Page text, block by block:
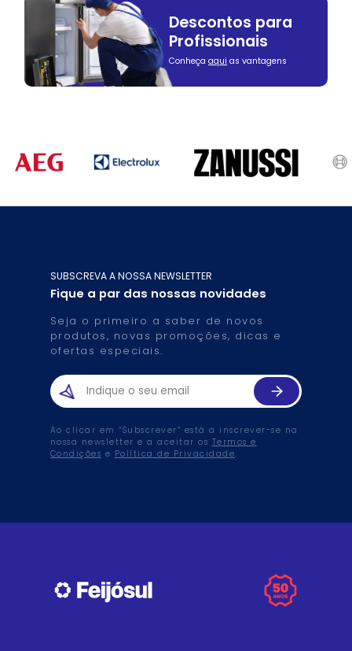
Descontos para
Profissionais
Conheça aqui as vantagens
SUBSCREVA A NOSSA NEWSLETTER
Fique a par das nossas novidades
Seja o primeiro a saber de novos
produtos, novas promoções, dicas e
ofertas especiais.
Ao clicar em “Subscrever” está a inscrever-se na
nossa newsletter e a aceitar os Termos e
Condições e Política de Privacidade.